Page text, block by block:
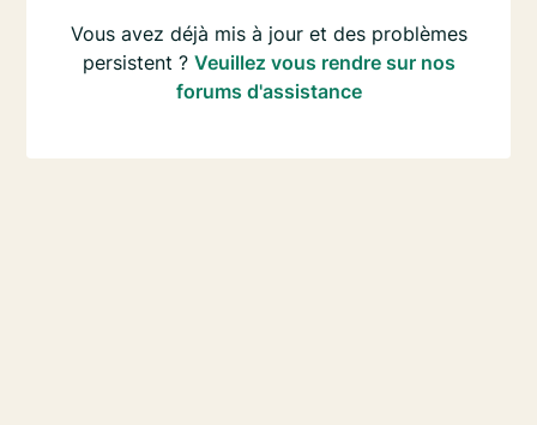
Vous avez déjà mis à jour et des problèmes
persistent ? Veuillez vous rendre sur nos
forums d'assistance